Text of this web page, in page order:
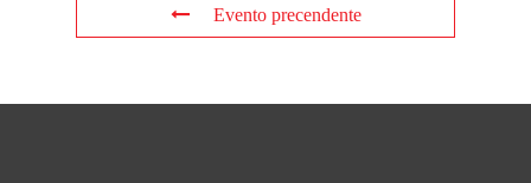
Evento precendente